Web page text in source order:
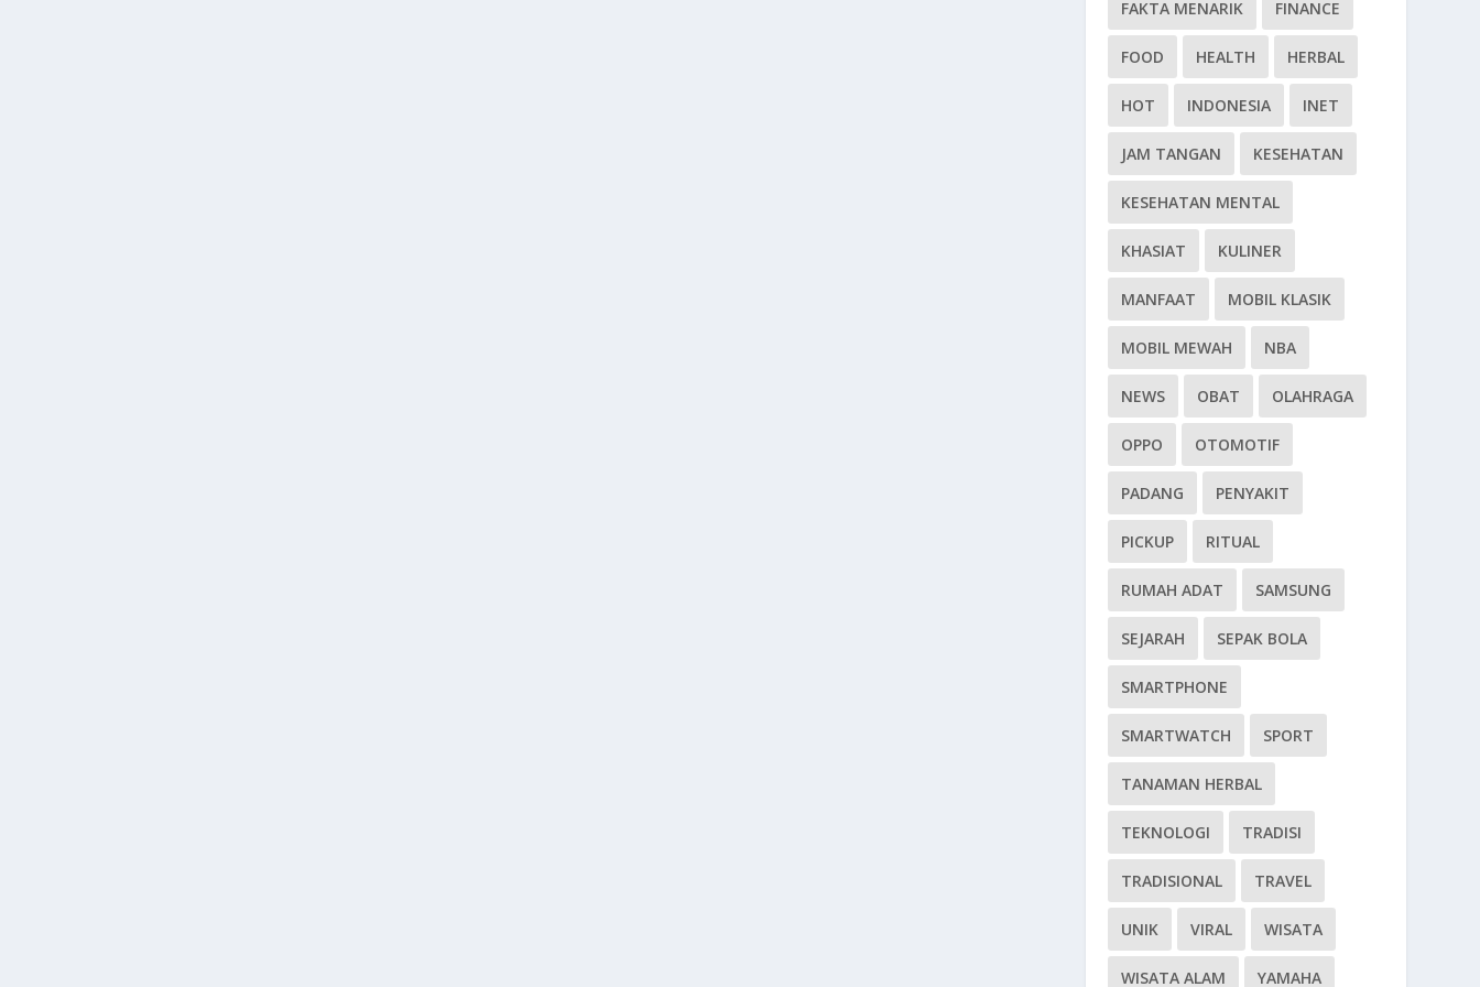
FAKTA MENARIK FINANCE
FOOD HEALTH HERBAL
HOT INDONESIA INET
JAM TANGAN KESEHATAN
KESEHATAN MENTAL
KHASIAT KULINER
MANFAAT MOBIL KLASIK
MOBIL MEWAH NBA
NEWS OBAT OLAHRAGA
OPPO OTOMOTIF
PADANG PENYAKIT
PICKUP RITUAL
RUMAH ADAT SAMSUNG
SEJARAH SEPAK BOLA
SMARTPHONE
SMARTWATCH SPORT
TANAMAN HERBAL
TEKNOLOGI TRADISI
TRADISIONAL TRAVEL
UNIK VIRAL WISATA
WISATA ALAM YAMAHA